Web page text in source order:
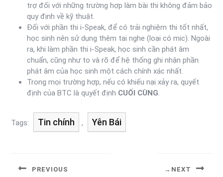
trợ đối với những trường hợp làm bài thi không đảm bảo
quy định về kỹ thuật.
Đối với phần thi i-Speak, để có trải nghiệm thi tốt nhất,
học sinh nên sử dụng thêm tai nghe (loại có mic). Ngoài
ra, khi làm phần thi i-Speak, học sinh cần phát âm
chuẩn, cũng như to và rõ để hệ thống ghi nhận phần
phát âm của học sinh một cách chính xác nhất.
Trong mọi trường hợp, nếu có khiếu nại xảy ra, quyết
định của BTC là quyết định CUỐI CÙNG.
Tags: Tin chính , Yên Bái
PREVIOUS NEXT